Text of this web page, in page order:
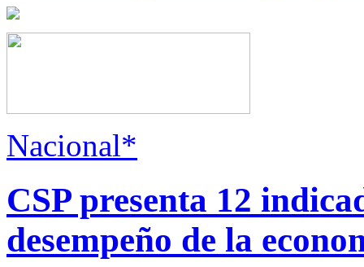
Nacional*
CSP presenta 12
desempeño de la